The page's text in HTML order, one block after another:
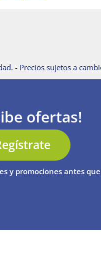
- Precios sujetos a
ofertas!
y promociones antes